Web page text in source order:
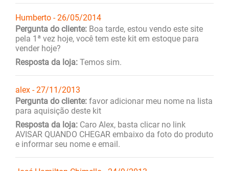
Humberto - 26/05/2014
Pergunta do cliente: Boa tarde, estou vendo este site
pela 1ª vez hoje, você tem este kit em estoque para
vender hoje?
Resposta da loja: Temos sim.
alex - 27/11/2013
Pergunta do cliente: favor adicionar meu nome na lista
para aquisição deste kit
Resposta da loja: Caro Alex, basta clicar no link
AVISAR QUANDO CHEGAR embaixo da foto do produto
e informar seu nome e email.